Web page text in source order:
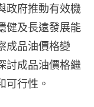
政府推動有效機
健及長遠發展能
成品油價格變
討成品油價格繼
可行性。